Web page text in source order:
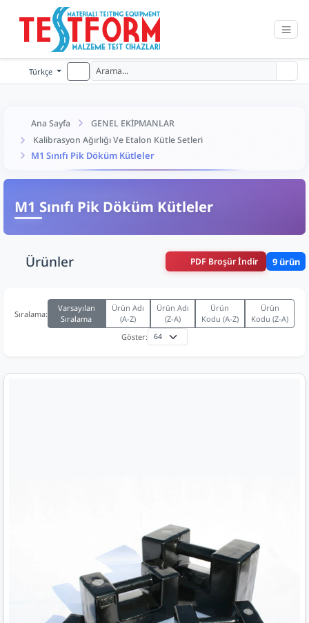
Türkçe
Ana Sayfa
GENEL EKİPMANLAR
Kalibrasyon Ağırlığı Ve Etalon Kütle Setleri
M1 Sınıfı Pik Döküm Kütleler
M1 Sınıfı Pik Döküm Kütleler
Ürünler PDF Broşür İndir 9 ürün
Sıralama:
Varsayılan
Sıralama
Ürün Adı
(A-Z)
Ürün Adı
(Z-A)
Ürün
Kodu (A-Z)
Ürün
Kodu (Z-A)
Göster: